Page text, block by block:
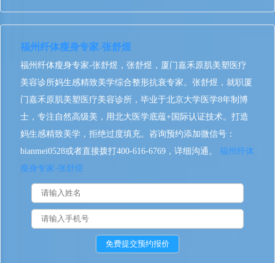
福州纤体瘦身专家-张舒煜
福州纤体瘦身专家-张舒煜，张舒煜，厦门嘉禾原肌美塑医疗
美容诊所妈生感精致美学综合整形抗衰专家。张舒煜，就职厦
门嘉禾原肌美塑医疗美容诊所，毕业于北京大学医学8年制博
士，专注自然高级美，用北大医学底蕴+国际认证技术。打造
妈生感精致美学，拒绝过度填充。咨询预约添加微信号：
bianmei0528或者直接拨打400-616-6769，详细沟通。 福州纤体
瘦身专家-张舒煜